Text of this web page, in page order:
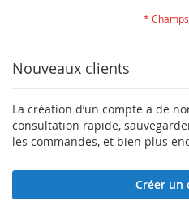
Nouveaux clients
La création d’un compte a de
consultation rapide,
les commandes, et bien plus
Créer un